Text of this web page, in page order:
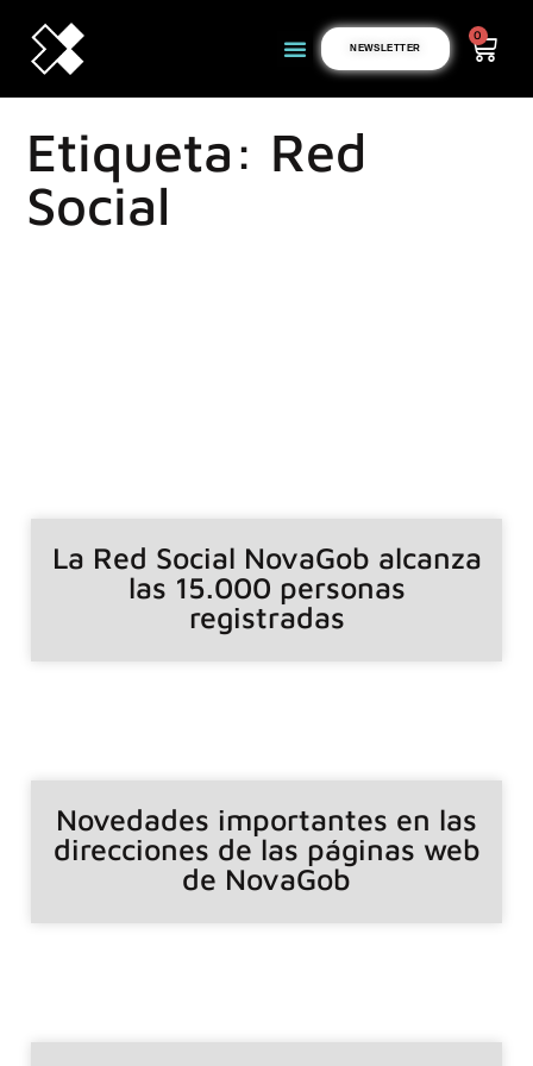
NEWSLETTER
0
Etiqueta: Red
Social
La Red Social NovaGob alcanza
las 15.000 personas
registradas
Novedades importantes en las
direcciones de las páginas web
de NovaGob